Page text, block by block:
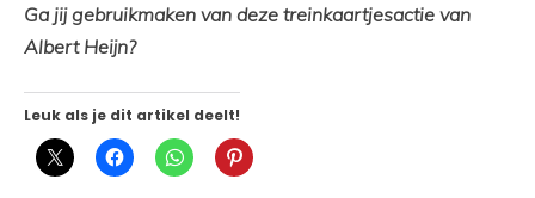
Ga jij gebruikmaken van deze treinkaartjesactie van
Albert Heijn?
Leuk als je dit artikel deelt!